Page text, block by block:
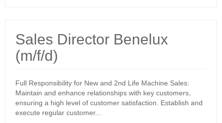
Sales Director Benelux
(m/f/d)
Full Responsibility for New and 2nd Life Machine Sales:
Maintain and enhance relationships with key customers,
ensuring a high level of customer satisfaction. Establish and
execute regular customer...